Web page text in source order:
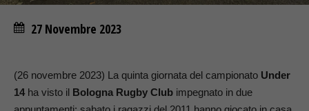
27 Novembre 2023
(26 novembre 2023) La quinta giornata del campionato Under
14ha visto il Bologna Rugby Club impegnato in due